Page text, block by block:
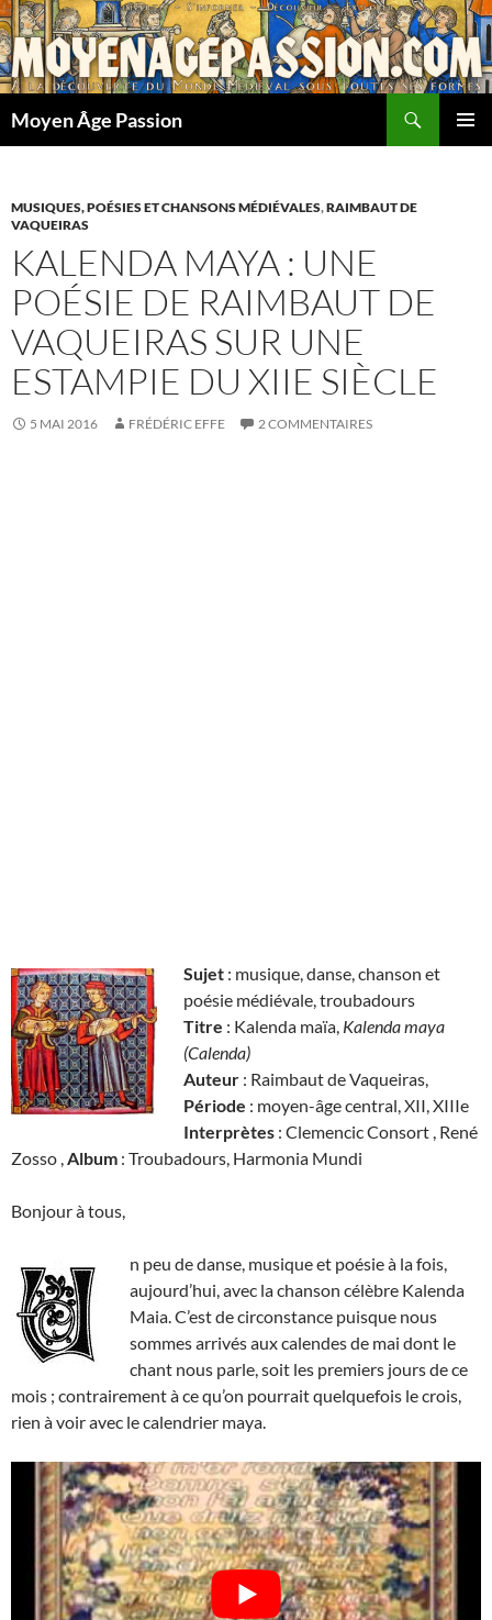
Aller
au
contenu
Moyen Âge Passion
MUSIQUES, POÉSIES ET CHANSONS MÉDIÉVALES,RAIMBAUT DE
VAQUEIRAS
KALENDA MAYA : UNE
POÉSIE DE RAIMBAUT DE
VAQUEIRAS SUR UNE
ESTAMPIE DU XIIE SIÈCLE
5 MAI 2016 FRÉDÉRIC EFFE 2 COMMENTAIRES
Sujet : musique, danse, chanson et
poésie médiévale, troubadours
Titre : Kalenda maïa, Kalenda maya
(Calenda)
Auteur : Raimbaut de Vaqueiras,
Période : moyen-âge central, XII, XIIIe
Interprètes : Clemencic Consort , René
Zosso ,Album : Troubadours, Harmonia Mundi
Bonjour à tous,
n peu de danse, musique et poésie à la fois,
aujourd’hui, avec la chanson célèbre Kalenda
Maia. C’est de circonstance puisque nous
sommes arrivés aux calendes de mai dont le
chant nous parle, soit les premiers jours de ce
mois ; contrairement à ce qu’on pourrait quelquefois le crois,
rien à voir avec le calendrier maya.